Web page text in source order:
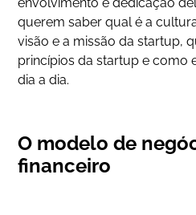
querem saber qual é a
visão e a missão da startup,
princípios da startup e como
dia a dia.
O modelo de
financeiro